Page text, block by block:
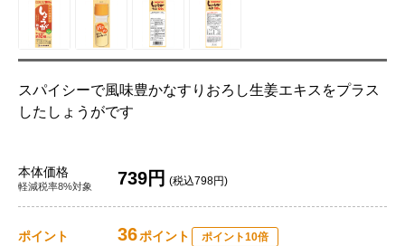
スパイシーで風味豊かなすりおろし生姜エキスをプラス
したしょうがです
本体価格
軽減税率8%対象 739円 (税込798円)
ポイント 36ポイント ポイント10倍